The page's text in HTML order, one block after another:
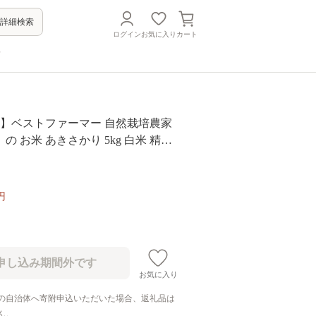
詳細検索
ログインお気に入り カート
】ベストファーマー 自然栽培農家
の お米 あきさかり 5kg 白米 精米
お気に入り
自治体へ寄附申込いただいた場合、返礼品は